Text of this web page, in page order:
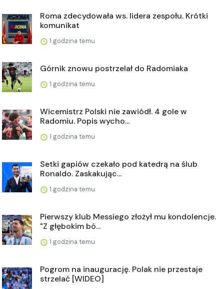
Roma zdecydowała ws. lidera zespołu. Krótki
komunikat
1 godzina temu
Górnik znowu postrzelał do Radomiaka
1 godzina temu
Wicemistrz Polski nie zawiódł. 4 gole w
Radomiu. Popis wycho...
1 godzina temu
Setki gapiów czekało pod katedrą na ślub
Ronaldo. Zaskakując...
1 godzina temu
Pierwszy klub Messiego złożył mu kondolencje.
"Z głębokim bó...
1 godzina temu
Pogrom na inaugurację. Polak nie przestaje
strzelać [WIDEO]